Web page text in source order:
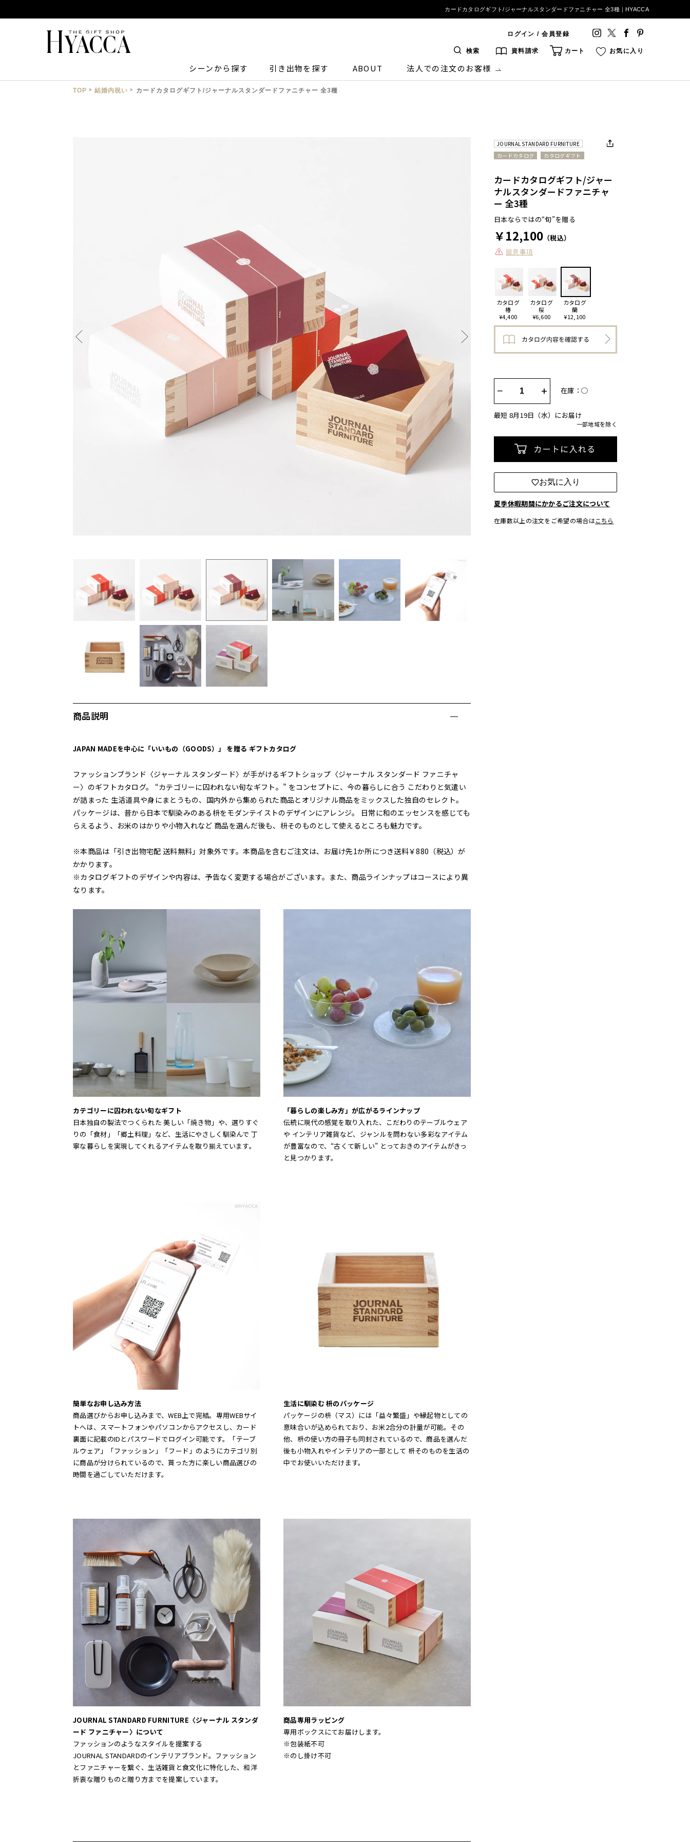
カードカタログギフト/ジャーナルスタンダードファニチャー 全3種｜HYACCA
ログイン / 会員登録
検索 資料請求 カート お気に入り
シーンから探す 引き出物を探す ABOUT 法人での注文のお客様
TOP 結婚内祝い カードカタログギフト/ジャーナルスタンダードファニチャー 全3種
商品説明
JAPAN MADEを中心に「いいもの（GOODS）」 を贈る ギフトカタログ
ファッションブランド〈ジャーナル スタンダード〉が手がけるギフトショップ〈ジャーナル スタンダード ファニチャ
ー〉のギフトカタログ。 “カテゴリーに囚われない旬なギフト。” をコンセプトに、今の暮らしに合う こだわりと気遣い
が詰まった 生活道具や身にまとうもの、国内外から集められた商品とオリジナル商品をミックスした独自のセレクト。
パッケージは、昔から日本で馴染みのある枡をモダンテイストのデザインにアレンジ。 日常に和のエッセンスを感じても
らえるよう、お米のはかりや小物入れなど 商品を選んだ後も、枡そのものとして使えるところも魅力です。
※本商品は「引き出物宅配 送料無料」対象外です。本商品を含むご注文は、お届け先1か所につき送料￥880（税込）が
かかります。
※カタログギフトのデザインや内容は、予告なく変更する場合がございます。また、商品ラインナップはコースにより異
なります。
カテゴリーに囚われない旬なギフト
日本独自の製法でつくられた 美しい「焼き物」や、選りすぐ
りの「食材」「郷土料理」など、生活にやさしく馴染んで 丁
寧な暮らしを実現してくれるアイテムを取り揃えています。
「暮らしの楽しみ方」が広がるラインナップ
伝統に現代の感覚を取り入れた、こだわりのテーブルウェア
や インテリア雑貨など、ジャンルを問わない多彩なアイテム
が豊富なので、“古くて新しい” とっておきのアイテムがきっ
と見つかります。
簡単なお申し込み方法
商品選びからお申し込みまで、WEB上で完結。専用WEBサイ
トへは、スマートフォンやパソコンからアクセスし、カード
裏面に記載のIDとパスワードでログイン可能です。「テーブ
ルウェア」「ファッション」「フード」のようにカテゴリ別
に商品が分けられているので、貰った方に楽しい商品選びの
時間を過ごしていただけます。
生活に馴染む 枡のパッケージ
パッケージの枡（マス）には「益々繁盛」や縁起物としての
意味合いが込められており、お米2合分の計量が可能。その
他、枡の使い方の冊子も同封されているので、商品を選んだ
後も小物入れやインテリアの一部として 枡そのものを生活の
中でお使いいただけます。
JOURNAL STANDARD FURNITURE〈ジャーナル スタンダ
ード ファニチャー〉について
ファッションのようなスタイルを提案する
JOURNAL STANDARDのインテリアブランド。ファッション
とファニチャーを繋ぐ、生活雑貨と食文化に特化した、和洋
折衷な贈りものと贈り方までを提案しています。
商品専用ラッピング
専用ボックスにてお届けします。
※包装紙不可
※のし掛け不可
JOURNAL STANDARD FURNITURE
カードカタログ
カタログギフト
カタログ
椿
¥4,400
カタログ
桜
¥6,600
カタログ
蘭
¥12,100
カードカタログギフト/ジャー
ナルスタンダードファニチャ
ー 全3種
日本ならではの“旬”を贈る
￥12,100 （税込）
留意事項
− + 在庫：◯
最短 8月19日（水）にお届け
一部地域を除く
お気に入り
夏季休暇期間にかかるご注文について
在庫数以上の注文をご希望の場合はこちら